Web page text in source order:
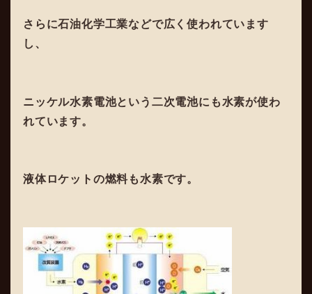
さらに石油化学工業などで広く使われています
し、
ニッケル水素電池という二次電池にも水素が使わ
れています。
液体ロケットの燃料も水素です。